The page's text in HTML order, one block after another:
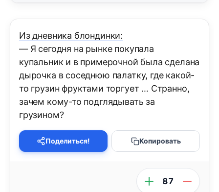
Из дневника блондинки:
— Я сегодня на рынке покупала
купальник и в примерочной была сделана
дырочка в соседнюю палатку, где какой-
то грузин фруктами торгует … Странно,
зачем кому-то подглядывать за
грузином?
Поделиться! Копировать
87